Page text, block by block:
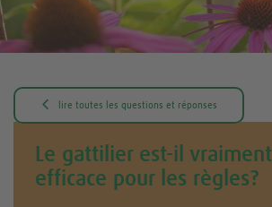
 lire toutes les questions et réponses
Le gattilier est-il vraiment
efficace pour les règles?